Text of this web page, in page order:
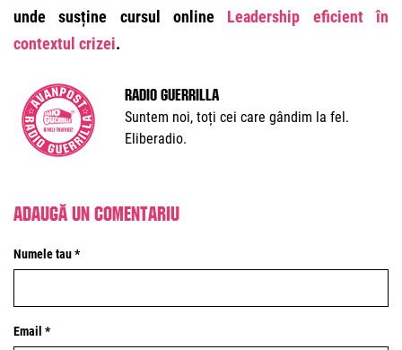
unde susține cursul online Leadership eficient în
contextul crizei.
Radio Guerrilla
Suntem noi, toți cei care gândim la fel.
Eliberadio.
Adaugă un comentariu
Numele tau *
Email *